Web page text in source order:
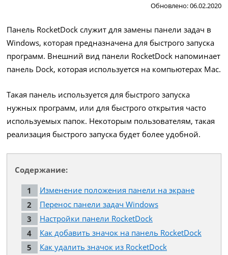
Обновлено: 06.02.2020
Панель RocketDock служит для замены панели задач в
Windows, которая предназначена для быстрого запуска
программ. Внешний вид панели RocketDock напоминает
панель Dock, которая используется на компьютерах Mac.
Такая панель используется для быстрого запуска
нужных программ, или для быстрого открытия часто
используемых папок. Некоторым пользователям, такая
реализация быстрого запуска будет более удобной.
Содержание:
Изменение положения панели на экране
Перенос панели задач Windows
Настройки панели RocketDock
Как добавить значок на панель RocketDock
Как удалить значок из RocketDock